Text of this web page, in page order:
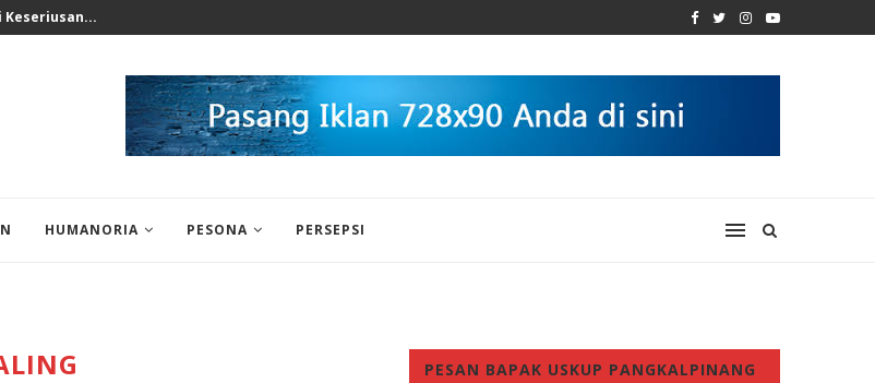
Untuk...
HUMANORIA PESONA PERSEPSI
PESAN BAPAK USKUP PANGKALPINANG